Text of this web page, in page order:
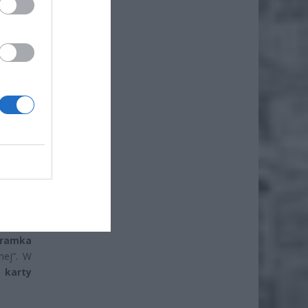
W
karty